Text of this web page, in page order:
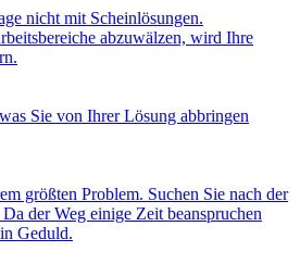
nicht mit Scheinlösungen.
abzuwälzen, wird Ihre
Sie von Ihrer Lösung abbringen
größten Problem. Suchen Sie nach der
der Weg einige Zeit beanspruchen
Geduld.